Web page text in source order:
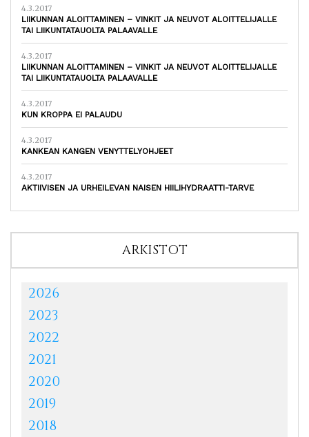
4.3.2017
LIIKUNNAN ALOITTAMINEN – VINKIT JA NEUVOT ALOITTELIJALLE
TAI LIIKUNTATAUOLTA PALAAVALLE
4.3.2017
LIIKUNNAN ALOITTAMINEN – VINKIT JA NEUVOT ALOITTELIJALLE
TAI LIIKUNTATAUOLTA PALAAVALLE
4.3.2017
KUN KROPPA EI PALAUDU
4.3.2017
KANKEAN KANGEN VENYTTELYOHJEET
4.3.2017
AKTIIVISEN JA URHEILEVAN NAISEN HIILIHYDRAATTI-TARVE
ARKISTOT
2026
2023
2022
2021
2020
2019
2018